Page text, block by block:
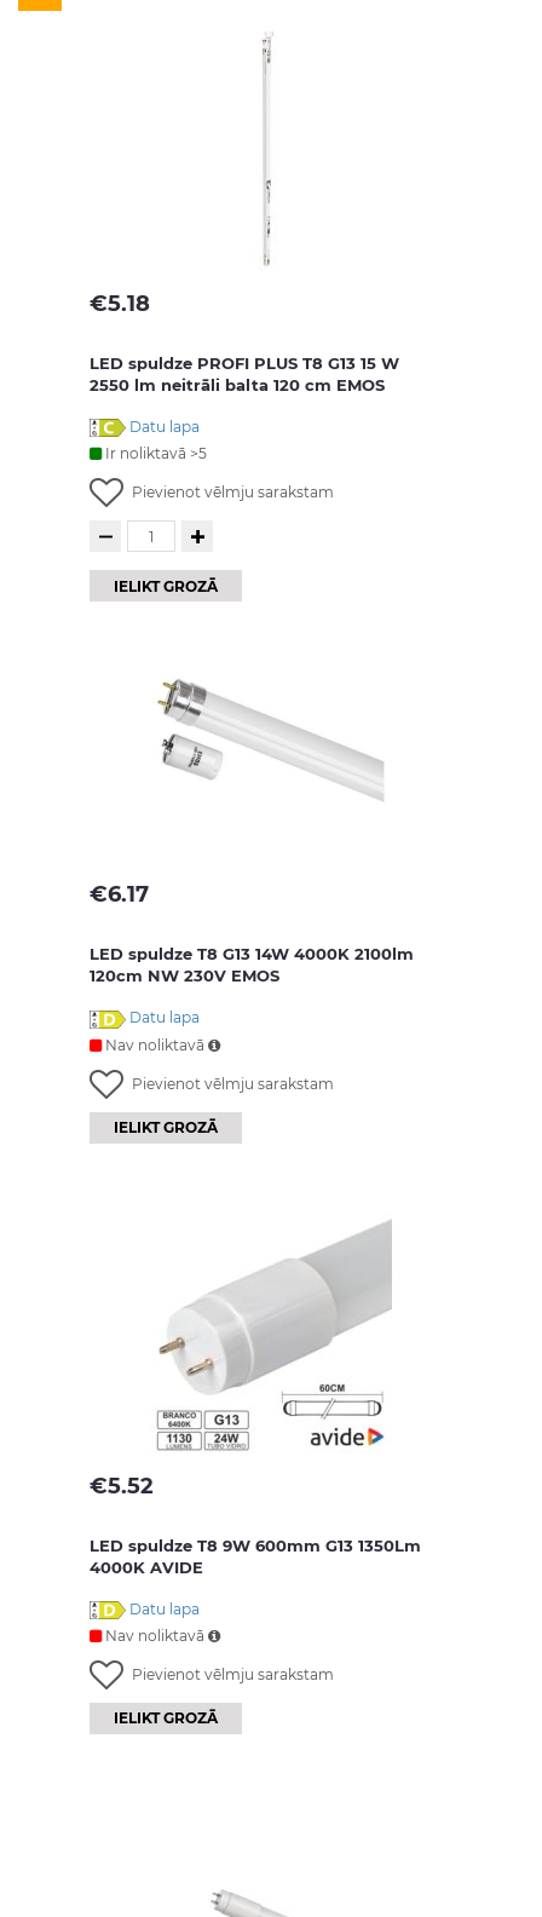
€5.18
LED spuldze PROFI PLUS T8 G13 15 W
2550 lm neitrāli balta 120 cm EMOS
Datu lapa
Ir noliktavā >5
Pievienot vēlmju sarakstam
IELIKT GROZĀ
€6.17
LED spuldze T8 G13 14W 4000K 2100lm
120cm NW 230V EMOS
Datu lapa
Nav noliktavā
Pievienot vēlmju sarakstam
IELIKT GROZĀ
€5.52
LED spuldze T8 9W 600mm G13 1350Lm
4000K AVIDE
Datu lapa
Nav noliktavā
Pievienot vēlmju sarakstam
IELIKT GROZĀ